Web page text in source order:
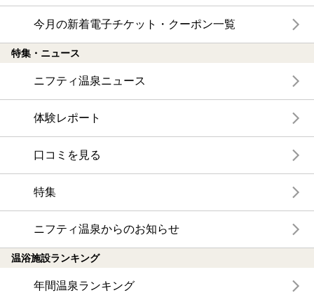
今月の新着電子チケット・クーポン一覧
特集・ニュース
ニフティ温泉ニュース
体験レポート
口コミを見る
特集
ニフティ温泉からのお知らせ
温浴施設ランキング
年間温泉ランキング